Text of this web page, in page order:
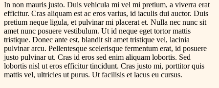
In non mauris justo. Duis vehicula mi vel mi pretium, a viverra erat
efficitur. Cras aliquam est ac eros varius, id iaculis dui auctor. Duis
pretium neque ligula, et pulvinar mi placerat et. Nulla nec nunc sit
amet nunc posuere vestibulum. Ut id neque eget tortor mattis
tristique. Donec ante est, blandit sit amet tristique vel, lacinia
pulvinar arcu. Pellentesque scelerisque fermentum erat, id posuere
justo pulvinar ut. Cras id eros sed enim aliquam lobortis. Sed
lobortis nisl ut eros efficitur tincidunt. Cras justo mi, porttitor quis
mattis vel, ultricies ut purus. Ut facilisis et lacus eu cursus.